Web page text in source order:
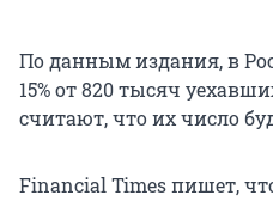
По данным издания, в
15% от 820 тысяч
считают, что их число
Financial Times пишет,